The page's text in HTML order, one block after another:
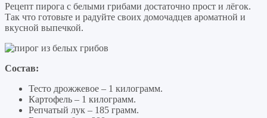
Рецепт пирога с белыми грибами достаточно прост и лёгок.
Так что готовьте и радуйте своих домочадцев ароматной и
вкусной выпечкой.
Состав:
Тесто дрожжевое – 1 килограмм.
Картофель – 1 килограмм.
Репчатый лук – 185 грамм.